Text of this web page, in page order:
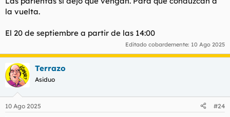
la vuelta.
El 20 de septiembre a partir de las 14:00
Editado cobardemente: 10 Ago 2025
Terrazo
Asiduo
10 Ago 2025 #24